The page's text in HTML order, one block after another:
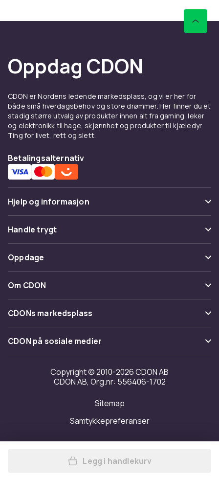
Oppdag CDON
CDON er Nordens ledende markedsplass, og vi er her for
både små hverdagsbehov og store drømmer. Her finner du et
stadig større utvalg av produkter innen alt fra gaming, leker
og elektronikk til hage, skjønnhet og produkter til kjæledyr.
Ting for livet, rett og slett.
Betalingsalternativ
Hjelp og informasjon
Vanlige spørsmål
Spor pakke
Angre & returner her
Kontakt oss
Handle trygt
Betaling
Levering
Tilbakekallinger
Oppdage
Kategorier
Varemerker
Om CDON
Om oss
Kundeanmeldelser
Jobbe på CDON
Investor relations
Tilgjengelighet
CDONs markedsplass
Merchant Help Center
CDON på sosiale medier
Copyright © 2010-2026 CDON AB
CDON AB, Org.nr: 556406-1702
Sitemap
Samtykkepreferanser
Legg Fruit Of The Loom
Legg i handlekurv